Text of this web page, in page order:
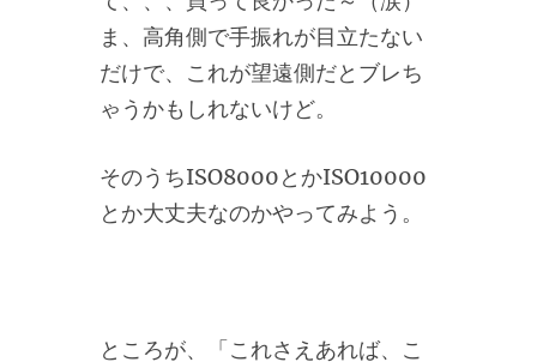
ま、高角側で手振れが目立たない
だけで、これが望遠側だとブレち
ゃうかもしれないけど。
そのうちISO8000とかISO10000
とか大丈夫なのかやってみよう。
ところが、「これさえあれば、こ